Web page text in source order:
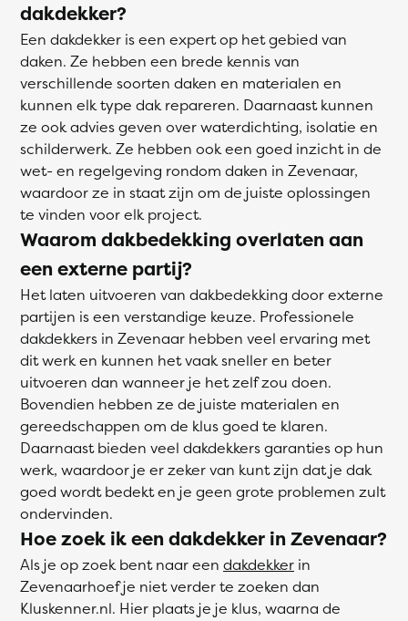
dakdekker?
Een dakdekker is een expert op het gebied van
daken. Ze hebben een brede kennis van
verschillende soorten daken en materialen en
kunnen elk type dak repareren. Daarnaast kunnen
ze ook advies geven over waterdichting, isolatie en
schilderwerk. Ze hebben ook een goed inzicht in de
wet- en regelgeving rondom daken in Zevenaar,
waardoor ze in staat zijn om de juiste oplossingen
te vinden voor elk project.
Waarom dakbedekking overlaten aan
een externe partij?
Het laten uitvoeren van dakbedekking door externe
partijen is een verstandige keuze. Professionele
dakdekkers in Zevenaar hebben veel ervaring met
dit werk en kunnen het vaak sneller en beter
uitvoeren dan wanneer je het zelf zou doen.
Bovendien hebben ze de juiste materialen en
gereedschappen om de klus goed te klaren.
Daarnaast bieden veel dakdekkers garanties op hun
werk, waardoor je er zeker van kunt zijn dat je dak
goed wordt bedekt en je geen grote problemen zult
ondervinden.
Hoe zoek ik een dakdekker in Zevenaar?
Als je op zoek bent naar een dakdekker in
Zevenaarhoef je niet verder te zoeken dan
Kluskenner.nl. Hier plaats je je klus, waarna de